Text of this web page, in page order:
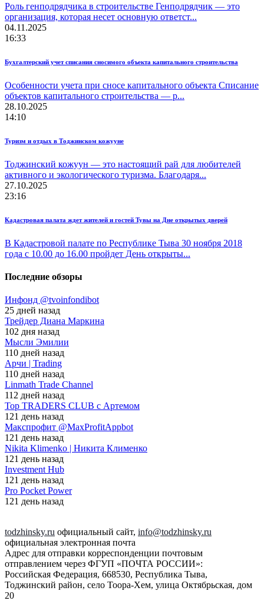
Роль генподрядчика в строительстве Генподрядчик — это
организация, которая несет основную ответст...
04.11.2025
16:33
Бухгалтерский учет списания сносимого объекта капитального строительства
Особенности учета при сносе капитального объекта Списание
объектов капитального строительства — р...
28.10.2025
14:10
Туризм и отдых в Тоджинском кожууне
Тоджинский кожуун — это настоящий рай для любителей
активного и экологического туризма. Благодаря...
27.10.2025
23:16
Кадастровая палата ждет жителей и гостей Тувы на Дне открытых дверей
В Кадастровой палате по Республике Тыва 30 ноября 2018
года с 10.00 до 16.00 пройдет День открыты...
Последние обзоры
Инфонд @tvoinfondibot
25 дней назад
Трейдер Диана Маркина
102 дня назад
Мысли Эмилии
110 дней назад
Арчи | Trading
110 дней назад
Linmath Trade Channel
112 дней назад
Top TRADERS CLUB с Артемом
121 день назад
Макспрофит @MaxProfitAppbot
121 день назад
Nikita Klimenko | Никита Клименко
121 день назад
Investment Hub
121 день назад
Pro Pocket Power
121 день назад
todzhinsky.ru официальный сайт, info@todzhinsky.ru
официальная электронная почта
Адрес для отправки корреспонденции почтовым
отправлением через ФГУП «ПОЧТА РОССИИ»:
Российская Федерация, 668530, Республика Тыва,
Тоджинский район, село Тоора-Хем, улица Октябрьская, дом
20